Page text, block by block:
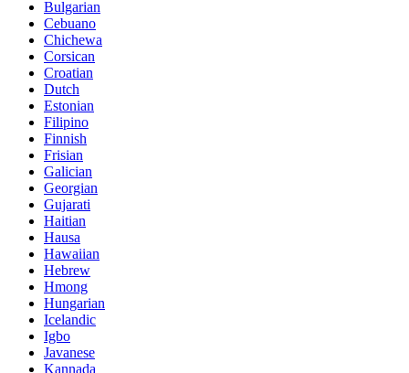
Bulgarian
Cebuano
Chichewa
Corsican
Croatian
Dutch
Estonian
Filipino
Finnish
Frisian
Galician
Georgian
Gujarati
Haitian
Hausa
Hawaiian
Hebrew
Hmong
Hungarian
Icelandic
Igbo
Javanese
Kannada